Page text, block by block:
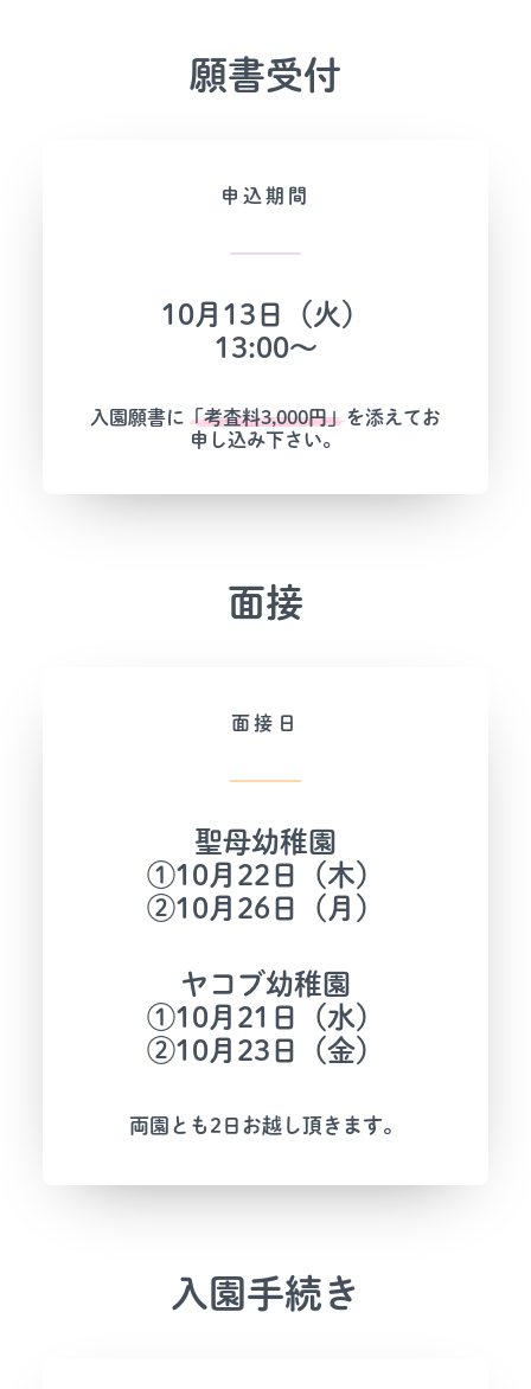
願書受付
申込期間
10月13日（火）
13:00～
入園願書に 「考査料3,000円」を添えてお
申し込み下さい。
面接
面接日
聖母幼稚園
①10月22日（木）
②10月26日（月）
ヤコブ幼稚園
①10月21日（水）
②10月23日（金）
両園とも2日お越し頂きます。
入園手続き